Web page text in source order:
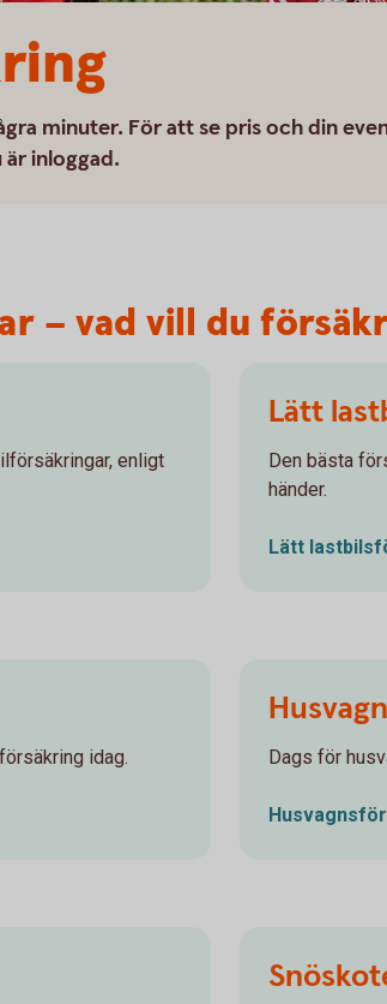
minuter. För att se pris och din
inloggad.
– vad vill du
enligt
Lätt
Den bästa
händer.
Lätt
idag.
Husvagn
Dags för